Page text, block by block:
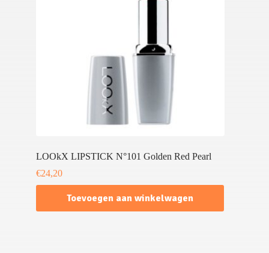
LOOkX LIPSTICK N°101 Golden Red Pearl
€24,20
Toevoegen aan winkelwagen